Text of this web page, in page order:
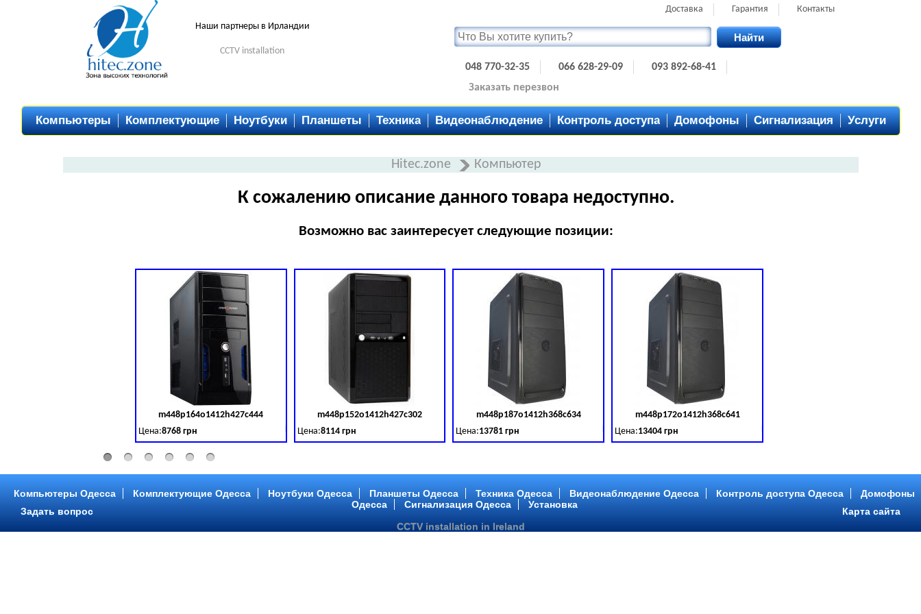
Наши партнеры в Ирландии
CCTV installation
Доставка Гарантия Контакты
Найти
048 770-32-35 066 628-29-09
093 892-68-41
Заказать перезвон
Компьютеры Комплектующие Ноутбуки Планшеты Техника Видеонаблюдение Контроль доступа Домофоны Сигнализация Услуги
Hitec.zone Компьютер
К сожалению описание данного товара недоступно.
Возможно вас заинтересует следующие позиции:
m448p164o1412h427c444
Цена:8768 грн Код товара:379028
Intel Core ™ i3 2 ядра 3.50GHz,ОЗУ: 2 GB, DDR 3 (1600 MHz) HDD: TOSHIBA 500 GB (SATA III)
m448p152o1412h427c302
Цена:8114 грн Код товара:379029
Intel Core ™ i3 2 ядра 3.40GHz,ОЗУ: 2 GB, DDR 3 (1600 MHz) HDD: TOSHIBA 500 GB (SATA III)
m448p187o1412h368c634
Цена:13781 грн Код товара:379030
Intel Core ™ i5 2 ядра 2.90GHz,ОЗУ: 2 GB, DDR 3 (1600 MHz) HDD: Seagate 2 TB (SATA III)
m448p172o1412h368c641
Цена:13404 грн Код товара:
Intel Core ™ i5 4 ядра 3.20GHz,ОЗУ: 2 GB, DDR 3 (1600 MHz) HDD: Seagate 2
Компьютеры Одесса Комплектующие Одесса Ноутбуки Одесса Планшеты Одесса Техника Одесса Видеонаблюдение Одесса Контроль доступа Одесса
Домофоны
Одесса
Сигнализация Одесса Установка
Карта сайта
Задать вопрос
CCTV installation in Ireland